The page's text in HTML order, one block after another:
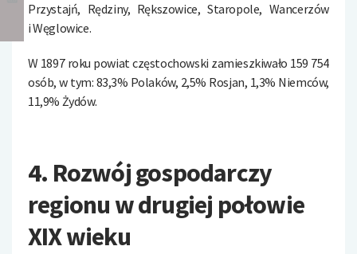
Przystajń, Rędziny, Rększowice, Staropole, Wancerzów
i Węglowice.
W 1897 roku powiat częstochowski zamieszkiwało 159 754
osób, w tym: 83,3% Polaków, 2,5% Rosjan, 1,3% Niemców,
11,9% Żydów.
4. Rozwój gospodarczy
regionu w drugiej połowie
XIX wieku